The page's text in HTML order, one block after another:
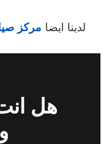
لدينا ايضا مركز
هل